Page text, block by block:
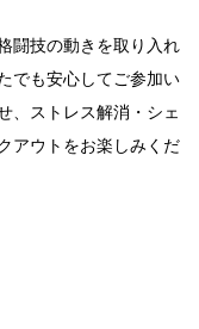
闘技の動きを取り入れ
でも安心してご参加い
、ストレス解消・シェ
アウトをお楽しみくだ